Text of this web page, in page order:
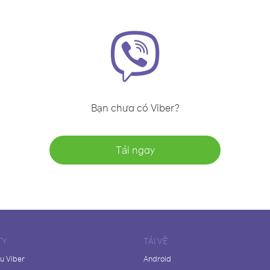
Bạn chưa có Viber?
Tải ngay
Viber
TẢI VỀ
Android